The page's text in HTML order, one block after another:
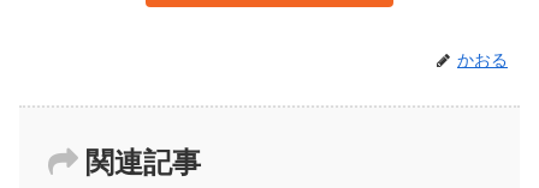
かおる
関連記事